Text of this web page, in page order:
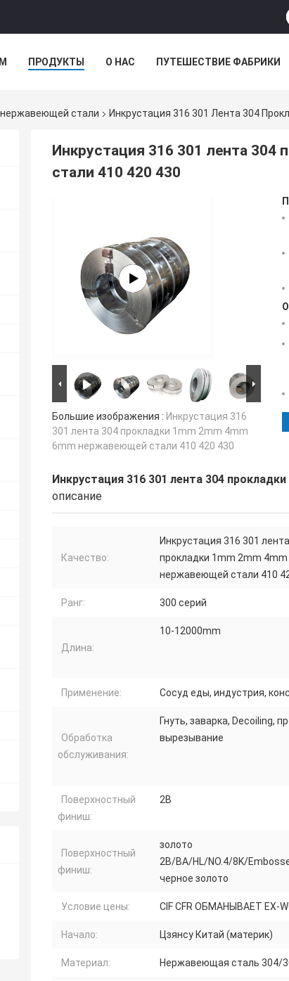
ПРОДУКТЫ О НАС ПУТЕШЕСТВИЕ ФАБРИКИ
нержавеющей стали Инкрустация 316 301 Лента 304
Инкрустация 316 301 лента 304
стали 410 420 430
Большие изображения : Инкрустация 316
301 лента 304 прокладки 1mm 2mm 4mm
6mm нержавеющей стали 410 420 430
Инкрустация 316 301 лента 304
описание
Качество:
Инкрустация 316 301
прокладки 1mm 2mm
нержавеющей стали 410
Ранг: 300 серий
Длина:
10-12000mm
Применение: Сосуд еды, индустрия,
Обработка
обслуживания:
Гнуть, заварка, Decoiling,
вырезывание
Поверхностный
финиш:
2B
Поверхностный
финиш:
золото
2B/BA/HL/NO.4/8K/
черное золото
Условие цены: CIF CFR ОБМАНЫВАЕТ EX-
Начало: Цзянсу Китай (материк)
Материал: Нержавеющая сталь 304/